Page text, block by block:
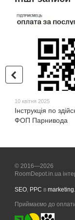
10 квітня 2025
Інструкція по
ФОП Парнивода
© 2016—2026
RoomDepot.in.ua
SEO, PPC в
Приймаємо до